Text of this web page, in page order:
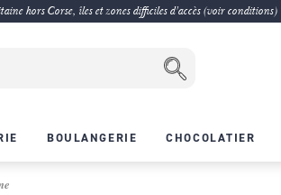
hors Corse, îles et zones difficiles d'accès (voir conditions)
BOULANGERIE CHOCOLATIER